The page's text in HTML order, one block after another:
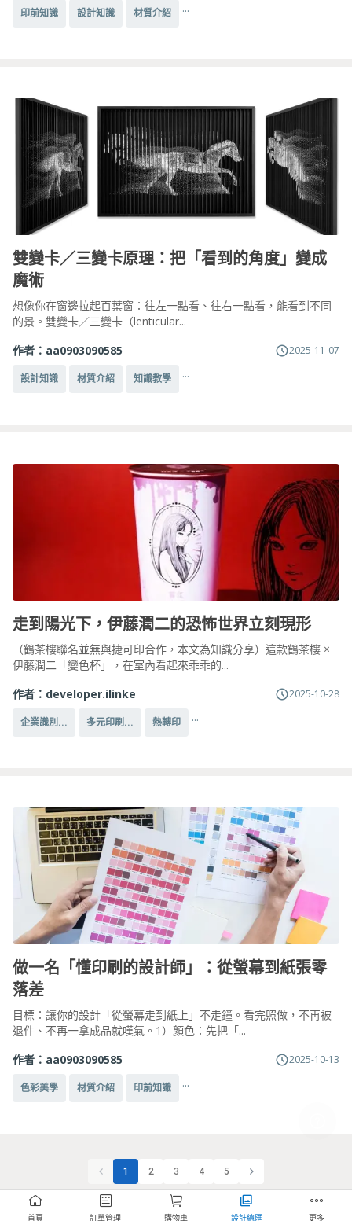
印前知識 設計知識 材質介紹 ...
雙變卡／三變卡原理：把「看到的角度」變成
魔術
想像你在窗邊拉起百葉窗：往左一點看、往右一點看，能看到不同
的景。雙變卡／三變卡（lenticular...
作者： aa0903090585 2025-11-07
設計知識 材質介紹 知識教學 ...
走到陽光下，伊藤潤二的恐怖世界立刻現形
（鶴茶樓聯名並無與捷可印合作，本文為知識分享）這款鶴茶樓 ×
伊藤潤二「變色杯」，在室內看起來乖乖的...
作者： developer.ilinke 2025-10-28
企業識別... 多元印刷... 熱轉印 ...
做一名「懂印刷的設計師」：從螢幕到紙張零
落差
目標：讓你的設計「從螢幕走到紙上」不走鐘。看完照做，不再被
退件、不再一拿成品就嘆氣。1）顏色：先把「...
作者： aa0903090585 2025-10-13
色彩美學 材質介紹 印前知識 ...
1 2 3 4 5
首頁 訂單管理 購物車 設計總匯 更多